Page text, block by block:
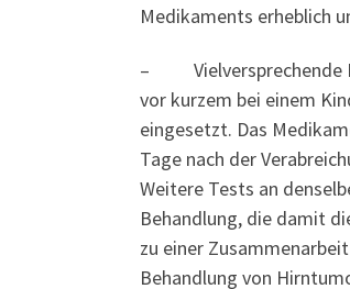
Medikaments erheblich
– Vielversprechende
vor kurzem bei einem
eingesetzt. Das
Tage nach der
Weitere Tests an
Behandlung, die damit
zu einer
Behandlung von